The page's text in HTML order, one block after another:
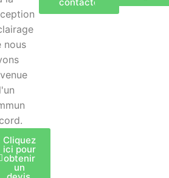
nous
Cliquez
ici pour
obtenir
un